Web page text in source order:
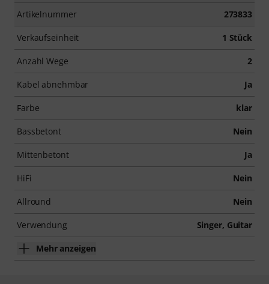
Artikelnummer 273833
Verkaufseinheit 1 Stück
Anzahl Wege 2
Kabel abnehmbar Ja
Farbe klar
Bassbetont Nein
Mittenbetont Ja
HiFi Nein
Allround Nein
Verwendung Singer, Guitar
Mehr anzeigen